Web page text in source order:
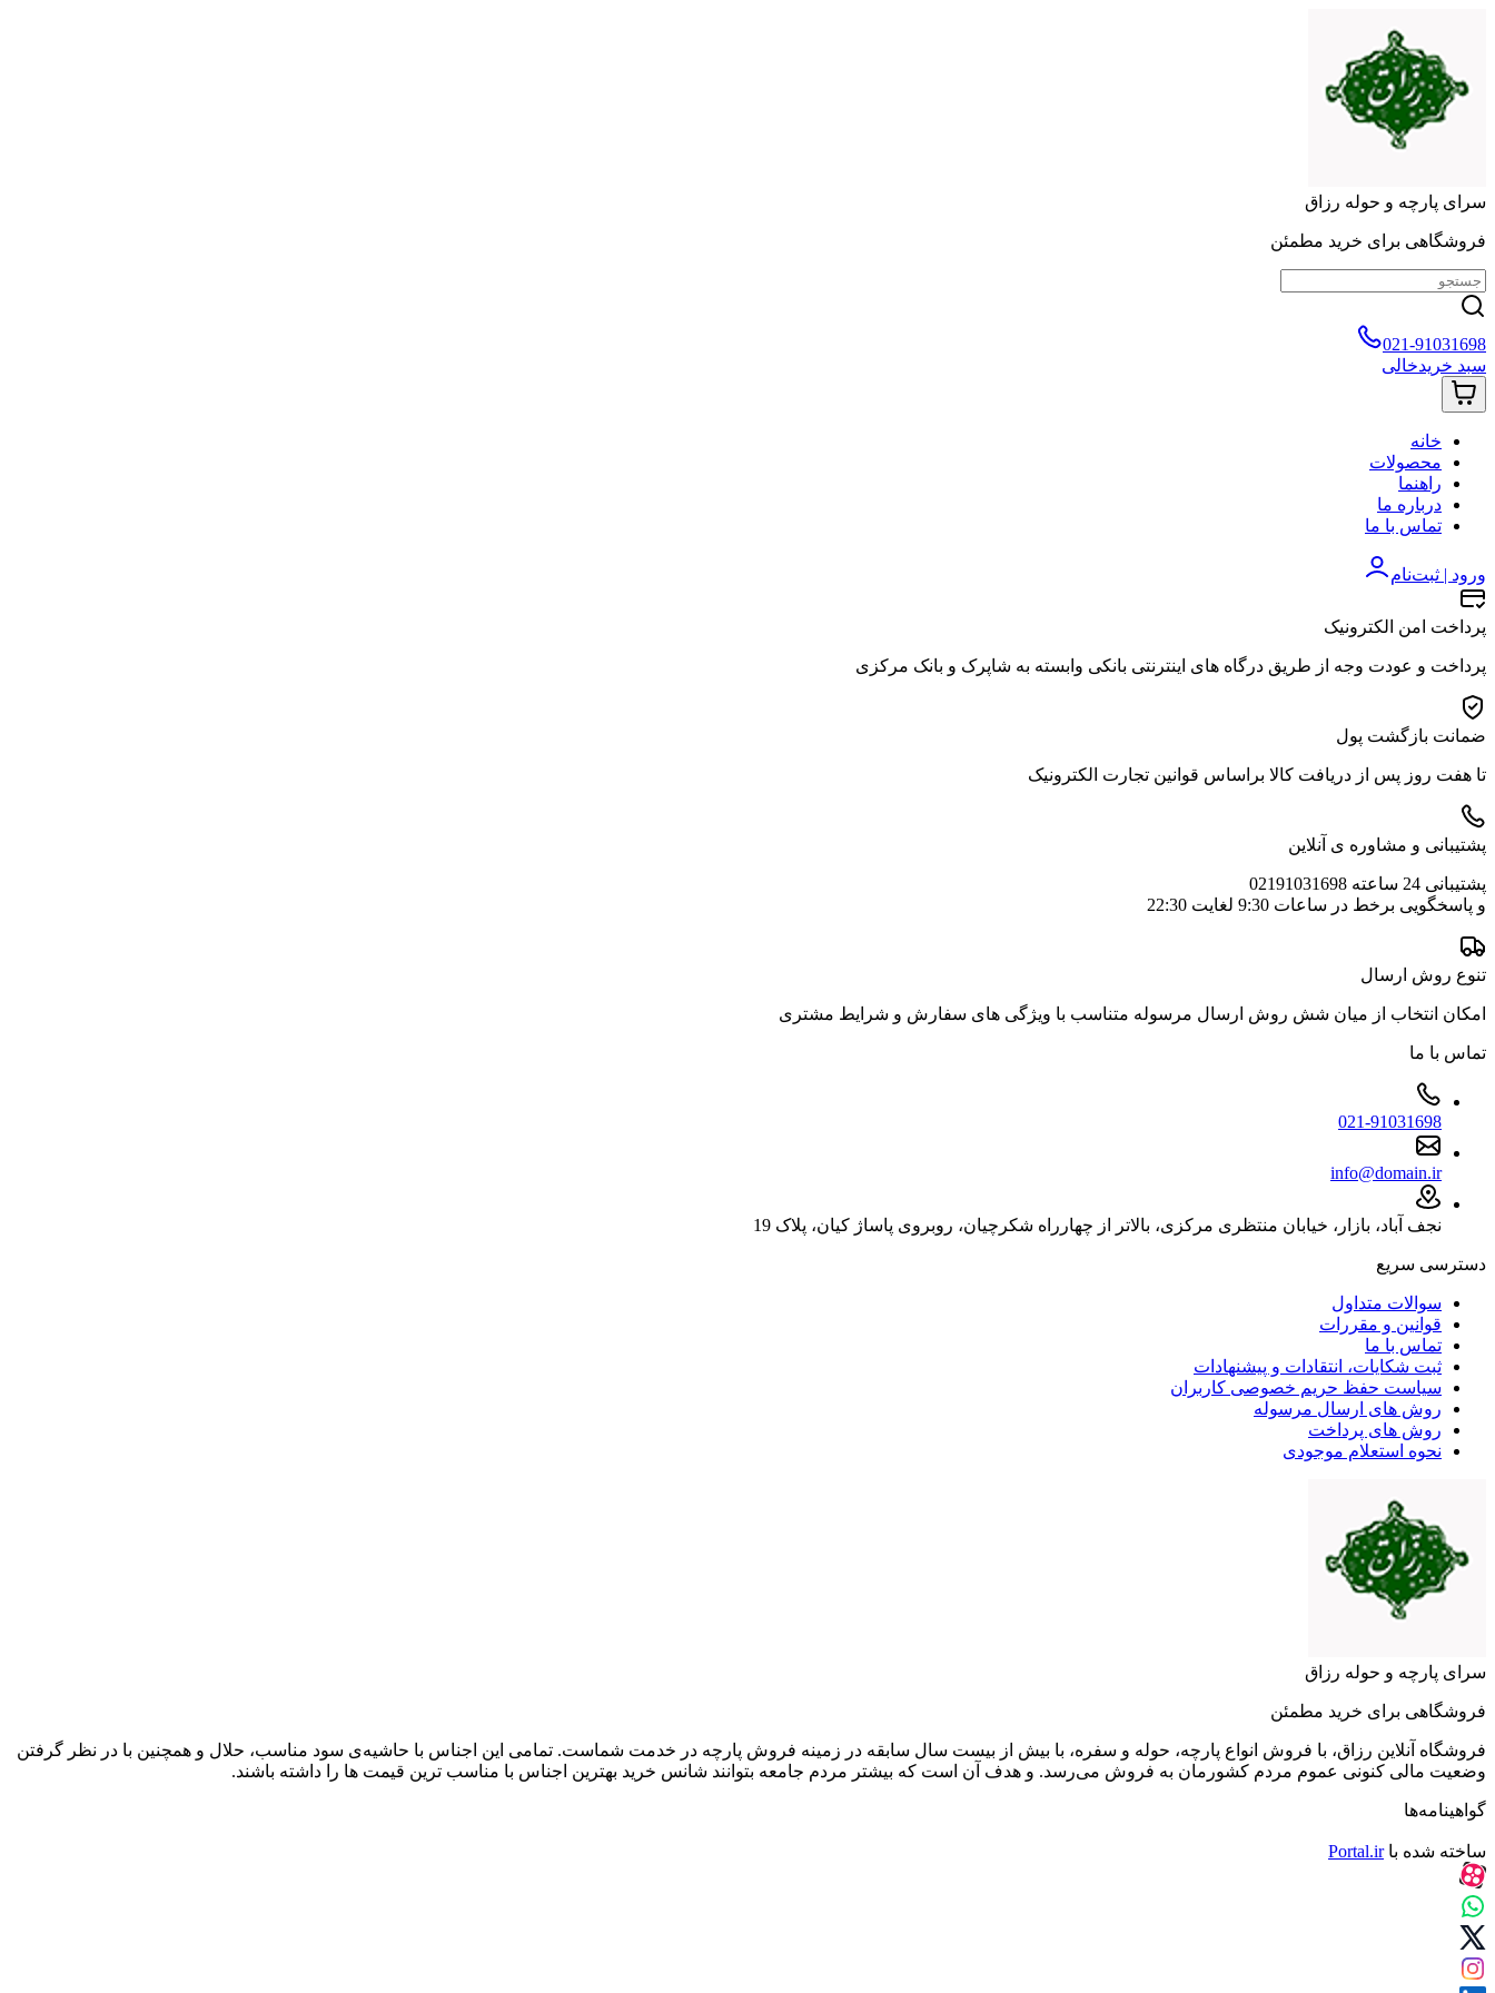
سرای پارچه و حوله رزاق
فروشگاهی برای خرید مطمئن
021-91031698
سبد خریدخالی
خانه
محصولات
راهنما
درباره ما
تماس با ما
ورود | ثبت‌نام
پرداخت امن الکترونیک
پرداخت و عودت وجه از طریق درگاه های اینترنتی بانکی وابسته به شاپرک و بانک مرکزی
ضمانت بازگشت پول
تا هفت روز پس از دریافت کالا براساس قوانین تجارت الکترونیک
پشتیبانی و مشاوره ی آنلاین
پشتیبانی 24 ساعته 02191031698
و پاسخگویی برخط در ساعات 9:30 لغایت 22:30
تنوع روش ارسال
امکان انتخاب از میان شش روش ارسال مرسوله متناسب با ویژگی های سفارش و شرایط مشتری
تماس با ما
021-91031698
info@domain.ir
نجف آباد، بازار، خیابان منتظری مرکزی، بالاتر از چهارراه شکرچیان، روبروی پاساژ کیان، پلاک 19
دسترسی سریع
سوالات متداول
قوانین و مقررات
تماس با ما
ثبت شکایات، انتقادات و پیشنهادات
سیاست حفظ حریم خصوصی کاربران
روش های ارسال مرسوله
روش های پرداخت
نحوه استعلام موجودی
سرای پارچه و حوله رزاق
فروشگاهی برای خرید مطمئن
فروشگاه آنلاین رزاق، با فروش انواع پارچه، حوله و سفره، با بیش از بیست سال سابقه در زمینه فروش پارچه در خدمت شماست. تمامی این اجناس با حاشیه‌ی سود مناسب، حلال و همچنین با در نظر گرفتن
وضعیت مالی کنونی عموم مردم کشورمان به فروش می‌رسد. و هدف آن است که بیشتر مردم جامعه بتوانند شانس خرید بهترین اجناس با مناسب ترین قیمت ها را داشته باشند.
گواهینامه‌ها
ساخته شده باPortal.ir